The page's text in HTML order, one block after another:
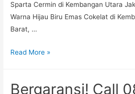
Sparta Cermin di Kembangan Utara
Warna Hijau Biru Emas Cokelat di
Barat, …
Kualitas
+6285
Read More »
Bergaransi! Call